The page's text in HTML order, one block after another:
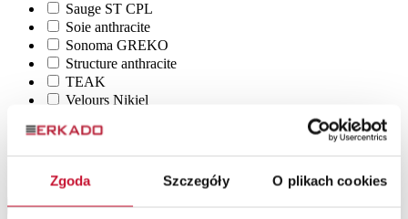
Zgoda Szczegóły O plikach cookies
Sauge ST CPL
Soie anthracite
Sonoma GREKO
Structure anthracite
TEAK
Velours Nikiel
Wenge Dark ST CPL
WINCHESTER
Filter